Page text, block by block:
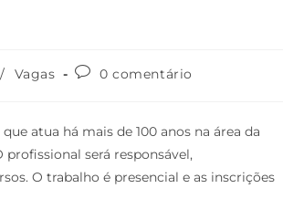
/ Vagas 0 comentário
atua há mais de 100 anos na área da
profissional será responsável,
O trabalho é presencial e as inscrições